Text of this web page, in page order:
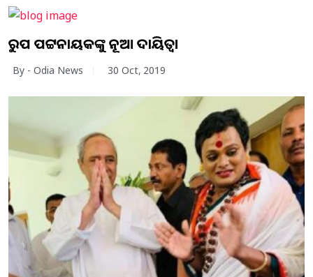
ଅରୁପ ପଟ୍ଟନାୟକଙ୍କୁ ନୂଆ ଦାୟିତ୍ବ।
By - Odia News 30 Oct, 2019